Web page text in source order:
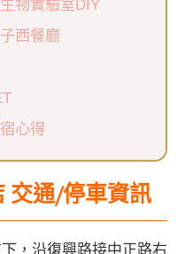
物實驗室DIY
西餐廳
心得
交通/停車資訊
，沿復興路接中正路右